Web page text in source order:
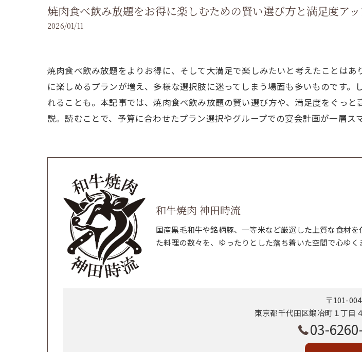
焼肉食べ飲み放題をお得に楽しむための賢い選び方と満足度ア
2026/01/11
焼肉食べ飲み放題をよりお得に、そして大満足で楽しみたいと考えたことは
に楽しめるプランが増え、多様な選択肢に迷ってしまう場面も多いものです
れることも。本記事では、焼肉食べ飲み放題の賢い選び方や、満足度をぐっ
説。読むことで、予算に合わせたプラン選択やグループでの宴会計画が一層ス
和牛焼肉 神田時流
国産黒毛和牛や銘柄豚、一等米など厳選した上質な食材
た料理の数々を、ゆったりとした落ち着いた空間で心ゆく
〒101-
東京都千代田区鍛冶町１丁目
03-